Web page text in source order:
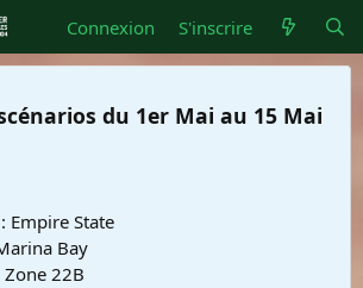
Connexion S'inscrire
du 1er Mai au 15 Mai
Empire State
Bay
22B